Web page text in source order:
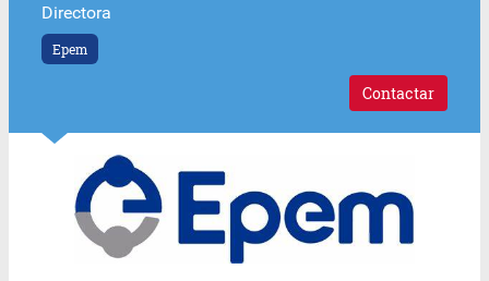
Directora
Epem
Contactar